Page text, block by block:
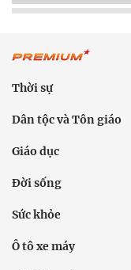
Thời sự
Dân tộc và Tôn giáo
Giáo dục
Đời sống
Sức khỏe
Ô tô xe máy